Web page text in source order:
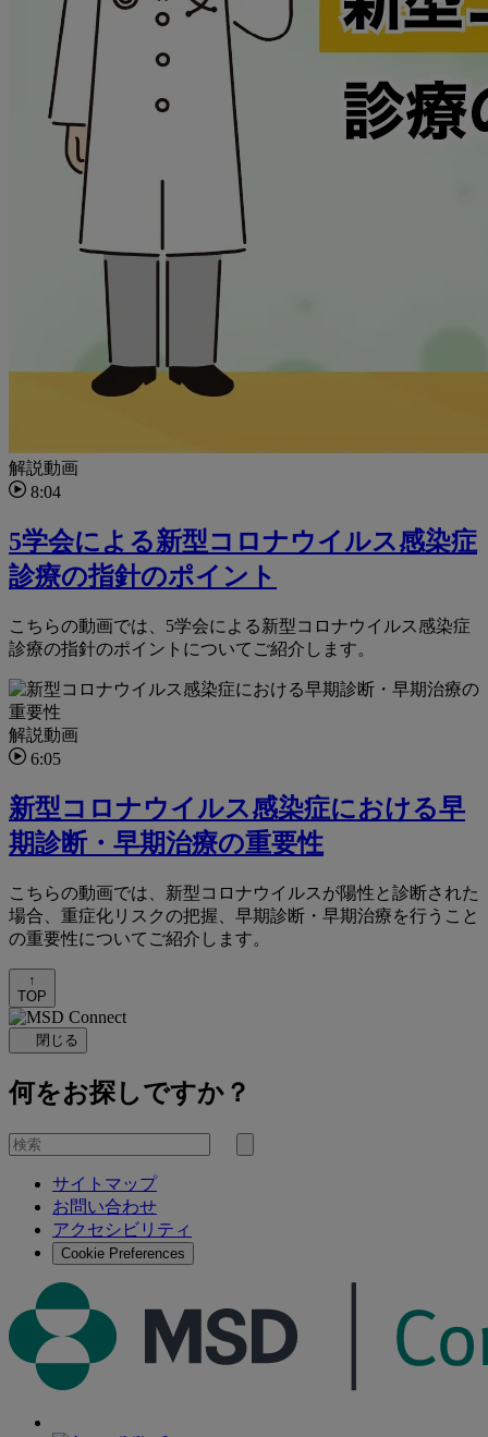
解説動画
8:04
5学会による新型コロナウイルス感染症
診療の指針のポイント
こちらの動画では、5学会による新型コロナウイルス感染症
診療の指針のポイントについてご紹介します。
解説動画
6:05
新型コロナウイルス感染症における早
期診断・早期治療の重要性
こちらの動画では、新型コロナウイルスが陽性と診断された
場合、重症化リスクの把握、早期診断・早期治療を行うこと
の重要性についてご紹介します。
↑
TOP
閉じる
何をお探しですか？
を
検
サイトマップ
お問い合わせ
アクセシビリティ
Cookie Preferences